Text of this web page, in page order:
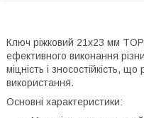
Ключ ріжковий 21x23 мм
ефективного виконання
міцність і зносостійкість,
використання.
Основні характеристики: